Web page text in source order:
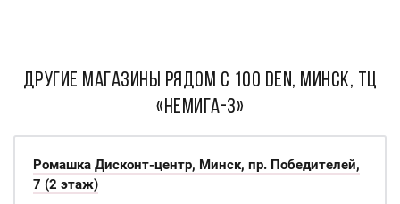
ДРУГИЕ МАГАЗИНЫ РЯДОМ С 100 DEN, Минск, ТЦ
«Немига-3»
Ромашка Дисконт-центр, Минск, пр. Победителей,
7 (2 этаж)